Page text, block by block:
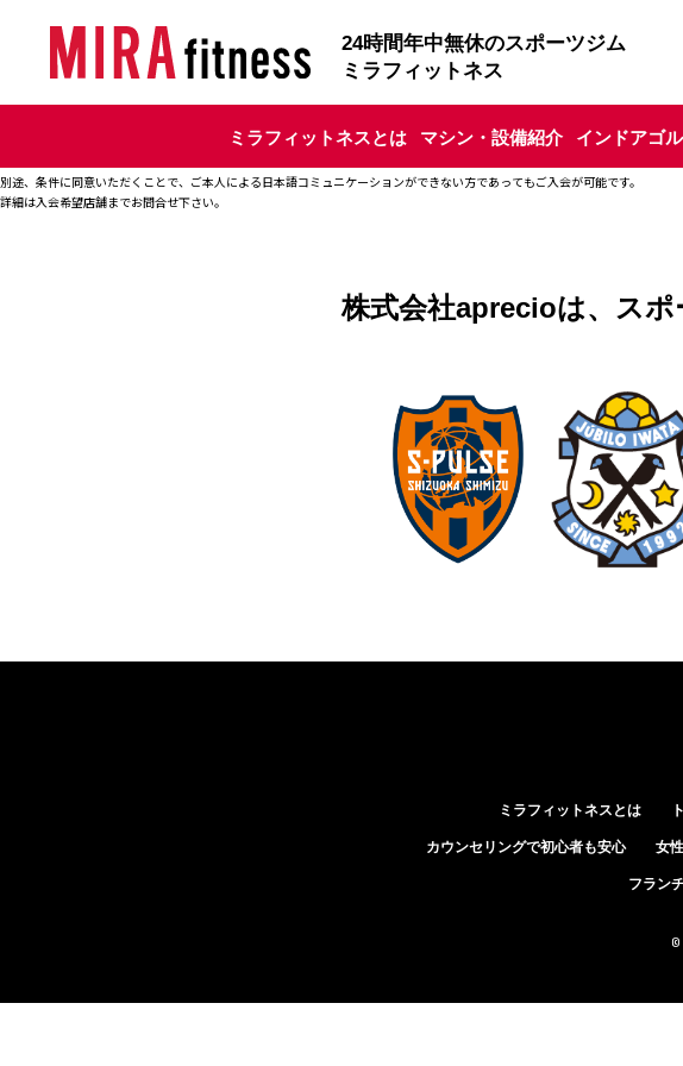
24時間年中無休のスポーツジム
ミラフィットネス
ミラフィットネスとは マシン・設備紹介 インドアゴ
別途、条件に同意いただくことで、ご本人による日本語コミュニケーションができない方であってもご入会が可能です。
詳細は入会希望店舗までお問合せ下さい。
株式会社aprecioは、 スポ
ミラフィットネスとは
カウンセリングで初心者も安心 女
フラン
©